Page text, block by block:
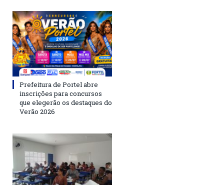
Prefeitura de Portel abre
inscrições para concursos
que elegerão os destaques do
Verão 2026